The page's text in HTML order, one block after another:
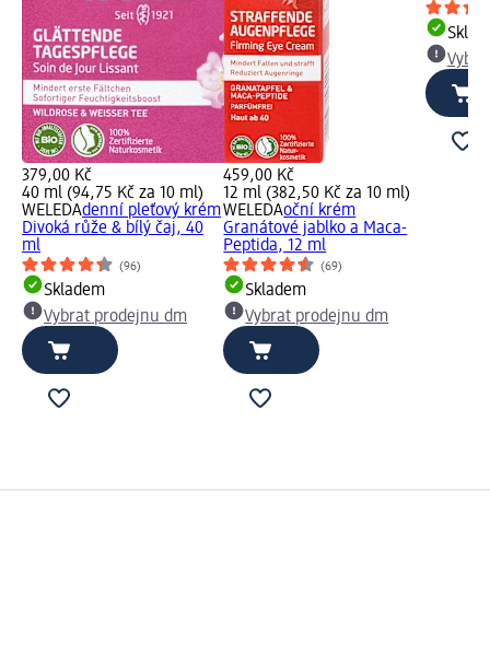
379,00 Kč
40 ml (94,75 Kč za 10 ml)
WELEDAdenní pleťový krém
Divoká růže & bílý čaj, 40
ml
(96)
Skladem
Vybrat prodejnu dm
459,00 Kč
12 ml (382,50 Kč za 10 ml)
WELEDAoční krém
Granátové jablko a Maca-
Peptida, 12 ml
(69)
Skladem
Vybrat prodejnu dm